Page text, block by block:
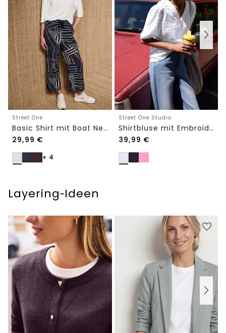
Street One
Basic Shirt mit Boat Neck und Elastikbund
29,99 €
+ 4
Street One Studio
Shirtbluse mit Embroidery-Front
39,99 €
Layering‑Ideen